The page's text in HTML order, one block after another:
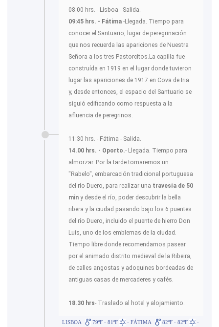
08.00 hrs. - Lisboa - Salida.
09:45 hrs. - Fátima -Llegada. Tiempo para
conocer el Santuario, lugar de peregrinación
que nos recuerda las apariciones de Nuestra
Señora a los tres Pastorcitos.La capilla fue
construída en 1919 en el lugar donde tuvieron
lugar las apariciones de 1917 en Cova de Iria
y, desde entonces, el espacio del Santuario se
siguió edificando como respuesta a la
afluencia de peregrinos.
11:30 hrs. - Fátima - Salida.
14.00 hrs. - Oporto.- Llegada. Tiempo para
almorzar. Por la tarde tomaremos un
"Rabelo", embarcación tradicional portuguesa
del río Duero, para realizar una travesía de 50
min y desde el río, poder descubrir la bella
ribera y la ciudad pasando bajo los 6 puentes
del río Duero, incluido el puente de hierro Don
Luis, uno de los emblemas de la ciudad.
Tiempo libre donde recomendamos pasear
por el animado distrito medieval de la Ribeira,
de calles angostas y adoquines bordeadas de
antiguas casas de mercaderes y cafés.
18.30 hrs- Traslado al hotel y alojamiento.
LISBOA 79ºF - 81ºF - FÁTIMA 82ºF - 82ºF
-